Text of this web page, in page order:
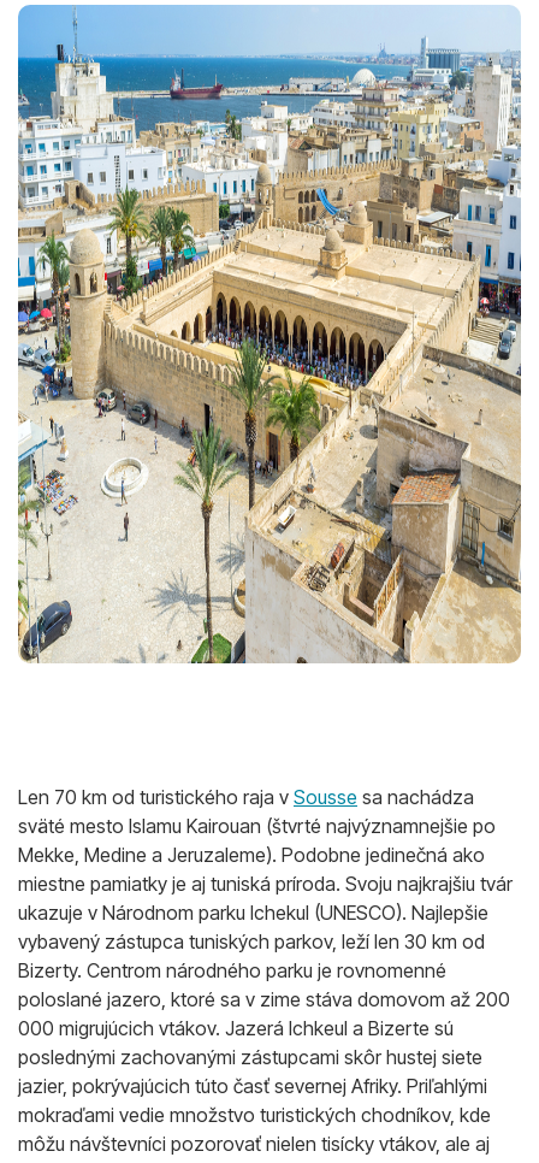
Len 70 km od turistického raja v Sousse sa nachádza
sväté mesto Islamu Kairouan (štvrté najvýznamnejšie po
Mekke, Medine a Jeruzaleme). Podobne jedinečná ako
miestne pamiatky je aj tuniská príroda. Svoju najkrajšiu tvár
ukazuje v Národnom parku Ichekul (UNESCO). Najlepšie
vybavený zástupca tuniských parkov, leží len 30 km od
Bizerty. Centrom národného parku je rovnomenné
poloslané jazero, ktoré sa v zime stáva domovom až 200
000 migrujúcich vtákov. Jazerá Ichkeul a Bizerte sú
poslednými zachovanými zástupcami skôr hustej siete
jazier, pokrývajúcich túto časť severnej Afriky. Priľahlými
mokraďami vedie množstvo turistických chodníkov, kde
môžu návštevníci pozorovať nielen tisícky vtákov, ale aj